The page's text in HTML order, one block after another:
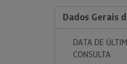
Dados Gerais
DATA DE
CONSULTA